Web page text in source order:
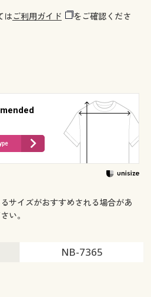
はご利用ガイド
をご確認くださ
サイズがおすすめされる場合があ
い。
NB-7365